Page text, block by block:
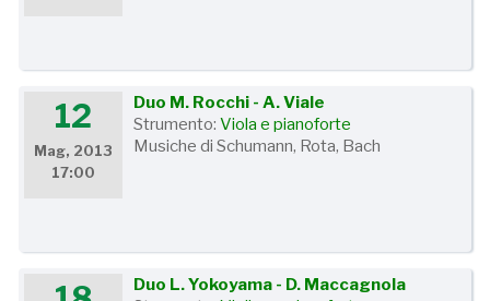
12
Mag, 2013
17:00
Duo M. Rocchi - A. Viale
Strumento:Viola e pianoforte
Musiche di Schumann, Rota, Bach
Duo L. Yokoyama - D. Maccagnola